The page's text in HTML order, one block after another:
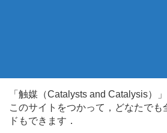
「触媒（Catalysts and Catalysis）
このサイトをつかって，どなたで
ドもできます．